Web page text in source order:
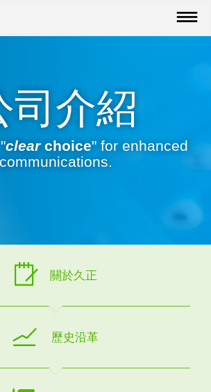
司介紹
clearchoice" for enhanced
communications.
關於久正
歷史沿革